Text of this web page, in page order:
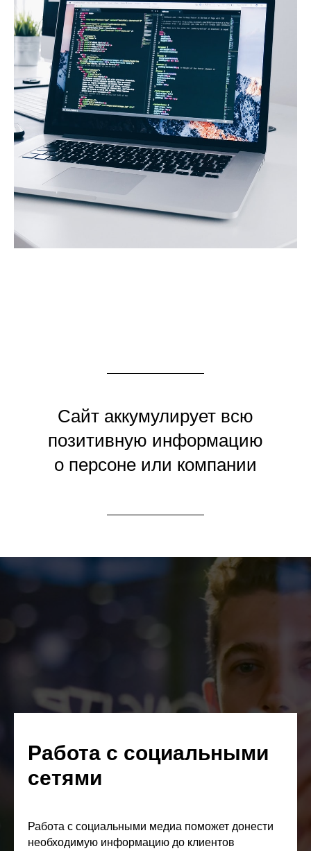
Сайт аккумулирует всю
позитивную информацию
о персоне или компании
Работа с социальными
сетями
Работа с социальными медиа поможет донести
необходимую информацию до клиентов